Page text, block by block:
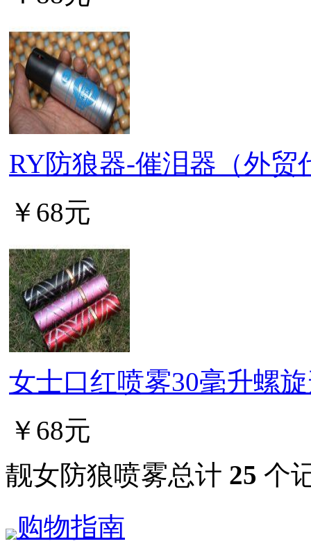
RY防狼器-催泪器（外贸
￥68元
女士口红喷雾30毫升螺
￥68元
靓女防狼喷雾总计 25 个
购物指南